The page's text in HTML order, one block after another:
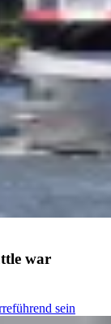
war
sein